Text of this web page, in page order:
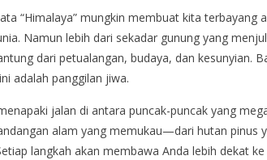
“Himalaya” mungkin membuat kita terbayang
Namun lebih dari sekadar gunung yang
dari petualangan, budaya, dan kesunyian.
adalah panggilan jiwa.
jalan di antara puncak-puncak yang
alam yang memukau—dari hutan pinus
langkah akan membawa Anda lebih dekat